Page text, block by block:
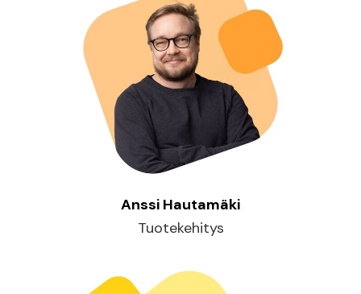
Anssi Hautamäki
Tuotekehitys